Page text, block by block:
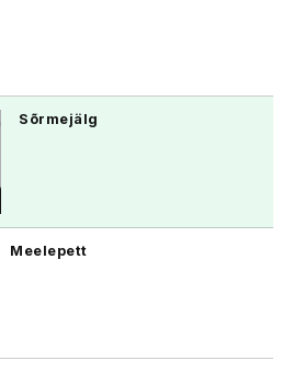
Sõrmejälg
Meelepett